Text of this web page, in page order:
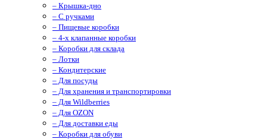
– Крышка-дно
– С ручками
– Пищевые коробки
– 4-х клапанные коробки
– Коробки для склада
– Лотки
– Кондитерские
– Для посуды
– Для хранения и транспортировки
– Для Wildberries
– Для OZON
– Для доставки еды
– Коробки для обуви